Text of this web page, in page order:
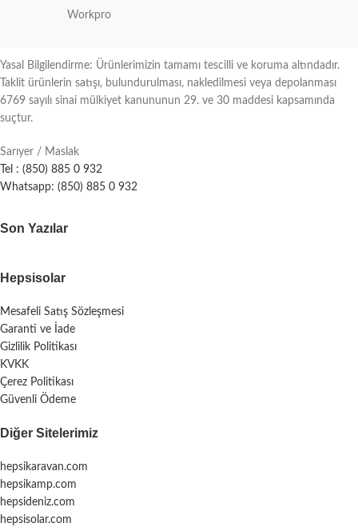
Workpro
Yasal Bilgilendirme: Ürünlerimizin tamamı tescilli ve koruma altındadır.
Taklit ürünlerin satışı, bulundurulması, nakledilmesi veya depolanması
6769 sayılı sinai mülkiyet kanununun 29. ve 30 maddesi kapsamında
suçtur.
Sarıyer / Maslak
Tel : (850) 885 0 932
Whatsapp: (850) 885 0 932
Son Yazılar
Hepsisolar
Mesafeli Satış Sözleşmesi
Garanti ve İade
Gizlilik Politikası
KVKK
Çerez Politikası
Güvenli Ödeme
Diğer Sitelerimiz
hepsikaravan.com
hepsikamp.com
hepsideniz.com
hepsisolar.com